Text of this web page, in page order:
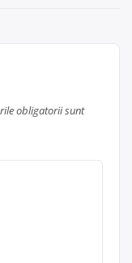
obligatorii sunt